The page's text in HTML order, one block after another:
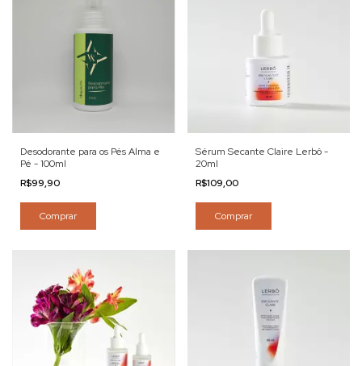
Desodorante para os Pés Alma e
Pé - 100ml
R$99,90
Comprar
Sérum Secante Claire Lerbô -
20ml
R$109,00
Comprar